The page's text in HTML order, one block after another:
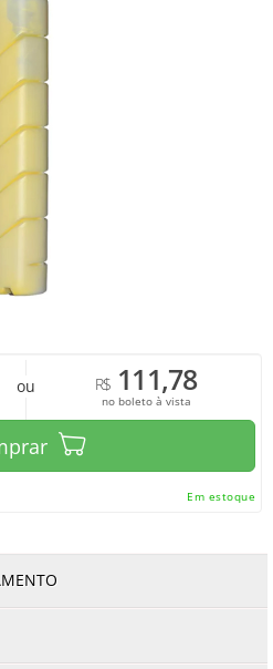
ou R$ 111,78
no boleto à vista
Em estoque